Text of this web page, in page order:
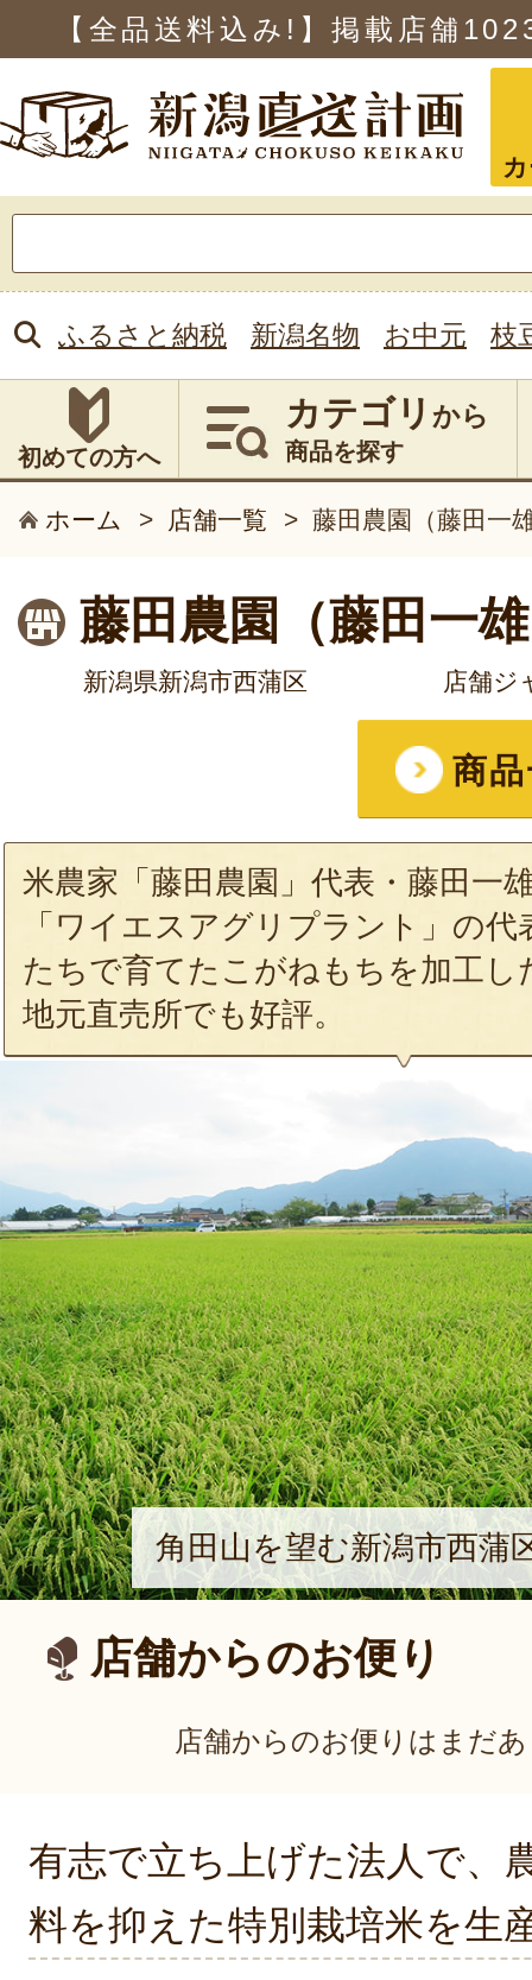
【全品送料込み!】掲載店舗
索:
ふるさと納税 新潟名物 お中元 枝
初めての方へ
カテゴリ から
商品を探す
ホーム > 店舗一覧 > 藤田農園（藤田一
藤田農園（藤田一
新潟県新潟市西蒲区 店舗ジ
商
米農家「藤田農園」代表・藤田一
「ワイエスアグリプラント」の
たちで育てたこがねもちを加工し
地元直売所でも好評。
角田山を望む新潟市西蒲
店舗からのお便り
店舗からのお便りはまだ
有志で立ち上げた法人で、
料を抑えた特別栽培米を生